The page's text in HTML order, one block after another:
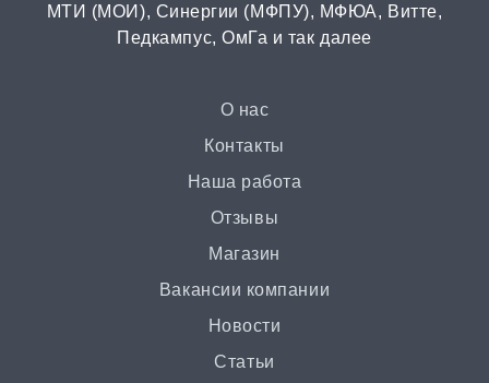
Бизнес-план
от 3 часов | от 500 ₽
от 3 часов | от 500 ₽
Ответы на билеты
от 2 часов | от 500 ₽
МТИ (МОИ), Синергии (МФПУ), МФЮА, Витте,
Педкампус, ОмГа и так далее
О нас
Контакты
Наша работа
Отзывы
Магазин
Вакансии компании
Новости
Статьи